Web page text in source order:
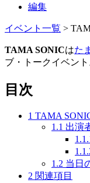
編集
イベント一覧 >
TAMA SONICはた
ブ・トークイベント
目次
1 TAMA
1.1 出演
1.2 当日
2 関連項目